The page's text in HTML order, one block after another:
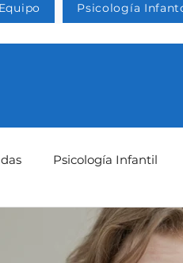
Equipo Psicología
Psicología Infantil
Psicología